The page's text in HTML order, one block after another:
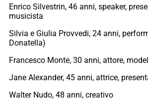
Enrico Silvestrin, 46 anni, speaker,
musicista
Silvia e Giulia Provvedi, 24 anni,
Donatella)
Francesco Monte, 30 anni, attore,
Jane Alexander, 45 anni, attrice,
Walter Nudo, 48 anni, creativo